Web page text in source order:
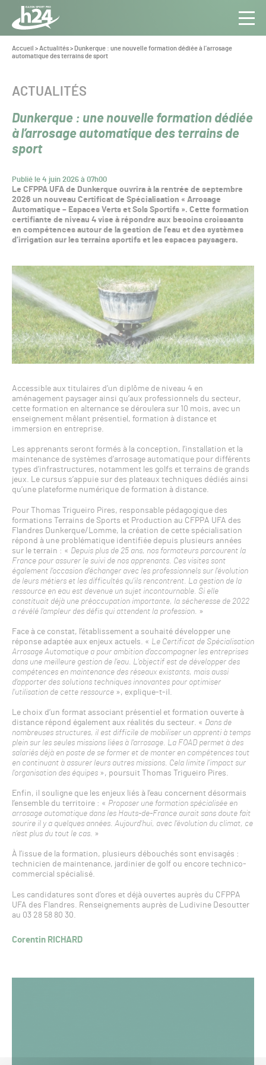
Panneau de gestion des cookies
Aller au contenu
Toute
l’info
du Gazon
Vous
êtes
Accueil >Actualités> Dunkerque : une nouvelle formation dédiée à l’arrosage
automatique des terrains de sport
Dunkerque : une nouvelle formation dédiée
à l’arrosage automatique des terrains de
sport
Publié le 4 juin 2026 à 07h00
CATÉGORIE :
ACTUALITÉS
Le CFPPA UFA de Dunkerque ouvrira à la rentrée de septembre
2026 un nouveau Certificat de Spécialisation « Arrosage
Automatique – Espaces Verts et Sols Sportifs ». Cette formation
certifiante de niveau 4 vise à répondre aux besoins croissants
en compétences autour de la gestion de l’eau et des systèmes
d’irrigation sur les terrains sportifs et les espaces paysagers.
Accessible aux titulaires d’un diplôme de niveau 4 en
aménagement paysager ainsi qu’aux professionnels du secteur,
cette formation en alternance se déroulera sur 10 mois, avec un
enseignement mêlant présentiel, formation à distance et
immersion en entreprise.
Les apprenants seront formés à la conception, l’installation et la
maintenance de systèmes d’arrosage automatique pour différents
types d’infrastructures, notamment les golfs et terrains de grands
jeux. Le cursus s’appuie sur des plateaux techniques dédiés ainsi
qu’une plateforme numérique de formation à distance.
Pour Thomas Trigueiro Pires, responsable pédagogique des
formations Terrains de Sports et Production au CFPPA UFA des
Flandres Dunkerque/Lomme, la création de cette spécialisation
répond à une problématique identifiée depuis plusieurs années
sur le terrain : « Depuis plus de 25 ans, nos formateurs parcourent la
France pour assurer le suivi de nos apprenants. Ces visites sont
également l’occasion d’échanger avec les professionnels sur l’évolution
de leurs métiers et les difficultés qu’ils rencontrent. La gestion de la
ressource en eau est devenue un sujet incontournable. Si elle
constituait déjà une préoccupation importante, la sécheresse de 2022
a révélé l’ampleur des défis qui attendent la profession. »
Face à ce constat, l’établissement a souhaité développer une
réponse adaptée aux enjeux actuels. « Le Certificat de Spécialisation
Arrosage Automatique a pour ambition d’accompagner les entreprises
dans une meilleure gestion de l’eau. L’objectif est de développer des
compétences en maintenance des réseaux existants, mais aussi
d’apporter des solutions techniques innovantes pour optimiser
l’utilisation de cette ressource», explique-t-il.
Le choix d’un format associant présentiel et formation ouverte à
distance répond également aux réalités du secteur. « Dans de
nombreuses structures, il est difficile de mobiliser un apprenti à temps
plein sur les seules missions liées à l’arrosage. La FOAD permet à des
salariés déjà en poste de se former et de monter en compétences tout
en continuant à assurer leurs autres missions. Cela limite l’impact sur
l’organisation des équipes», poursuit Thomas Trigueiro Pires.
Enfin, il souligne que les enjeux liés à l’eau concernent désormais
l’ensemble du territoire : « Proposer une formation spécialisée en
arrosage automatique dans les Hauts-de-France aurait sans doute fait
sourire il y a quelques années. Aujourd’hui, avec l’évolution du climat, ce
n’est plus du tout le cas. »
À l’issue de la formation, plusieurs débouchés sont envisagés :
technicien de maintenance, jardinier de golf ou encore technico-
commercial spécialisé.
Les candidatures sont d’ores et déjà ouvertes auprès du CFPPA
UFA des Flandres. Renseignements auprès de Ludivine Desoutter
au 03 28 58 80 30.
Corentin RICHARD